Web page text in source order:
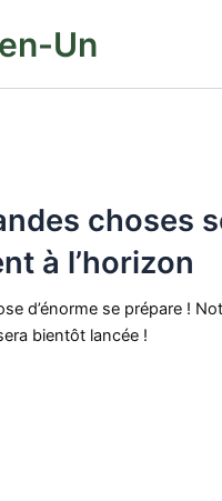
Un
choses
à l’horizon
d’énorme se prépare !
bientôt lancée !